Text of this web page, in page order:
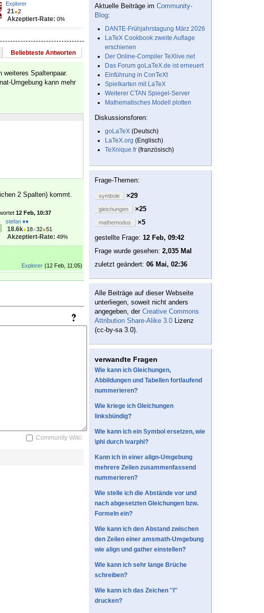
Explorer
21●2
Akzeptiert-Rate: 0%
Beliebteste Antworten
weiteres Spaltenpaar.
Umgebung kann mehr
2 Spalten) kommt.
12 Feb, 10:37
stefan ♦♦
18.6k●18●32●51
Akzeptiert-Rate: 49%
(12 Feb, 11:05)
Explorer
Community Wiki:
Aktuelle Beiträge im Community-
Blog:
DANTE-Frühjahrstagung März 2026
LaTeX Cookbook zweite Auflage
erschienen
Der Online-Compiler TeXlive.net
Das Forum goLaTeX.de ist erneuert
Einführung in ConTeXt
Spielkarten mit LaTeX
Weiterer CTAN Spiegel-Server
Mathematisches Modell plotten
Diskussionsforen:
goLaTeX (Deutsch)
LaTeX.org (Englisch)
TeXnique.fr (französisch)
Frage-Themen:
symbole ×29
gleichungen ×25
mathemodus
×5
gestellte Frage: 12 Feb, 09:42
Frage wurde gesehen: 2,035 Mal
zuletzt geändert: 06 Mai, 02:36
Alle Beiträge auf dieser Webseite
unterliegen, soweit nicht anders
angegeben, der Creative Commons
Attribution Share-Alike 3.0 Lizenz
(cc-by-sa 3.0).
verwandte Fragen
Wie kann ich Gleichungen,
Abbildungen und Tabellen fortlaufend
nummerieren?
Wie kriege ich Gleichungen
linksbündig?
Wie kann ich ein Symbol ersetzen, wie
\phi durch \varphi?
Kann ich in einer align-Umgebung
mehrere Zeilen zusammenfassend
nummerieren?
Wie stelle ich die Abstände vor und
nach abgesetzten Gleichungen bzw.
Formeln ein?
Wie kann ich den Abstand zwischen
den Zeilen einer amsmath-Umgebung
wie align und gather einstellen?
Wie kann ich sehr lange Brüche
schreiben?
Wie kann ich das Zeichen ''ſ''
drucken?